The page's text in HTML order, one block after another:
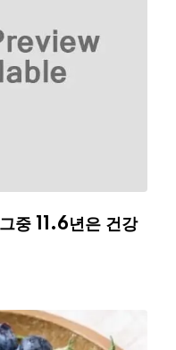
중 11.6년은 건강